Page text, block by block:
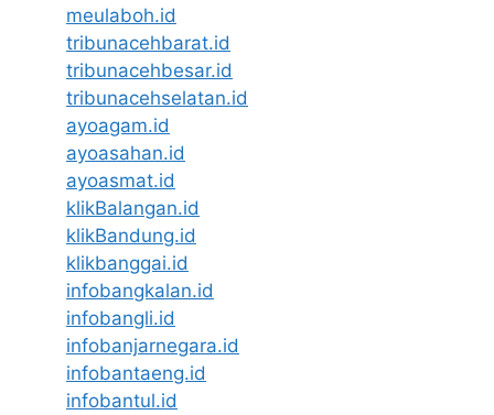
meulaboh.id
tribunacehbarat.id
tribunacehbesar.id
tribunacehselatan.id
ayoagam.id
ayoasahan.id
ayoasmat.id
klikBalangan.id
klikBandung.id
klikbanggai.id
infobangkalan.id
infobangli.id
infobanjarnegara.id
infobantaeng.id
infobantul.id